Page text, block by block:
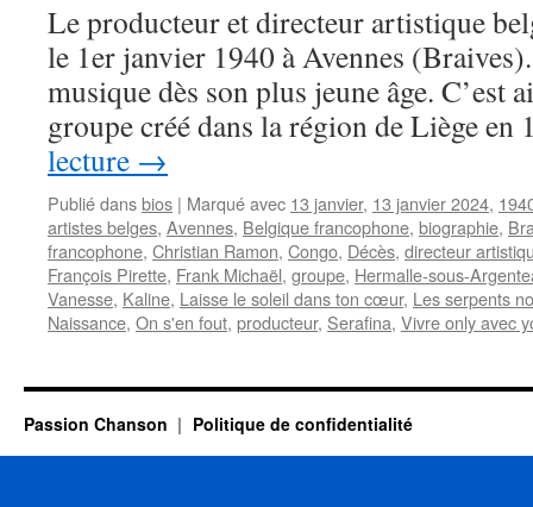
Le producteur et directeur artistique
le 1er janvier 1940 à Avennes (Braives).
musique dès son plus jeune âge. C’est
groupe créé dans la région de Liège
lecture →
Publié dansbios | Marqué avec 13 janvier, 13 janvier 2024,
artistes belges, Avennes, Belgique francophone, biographie,
francophone, Christian Ramon, Congo, Décès, directeur
François Pirette, Frank Michaël, groupe, Hermalle-sous-
Vanesse, Kaline, Laisse le soleil dans ton cœur, Les serpents
Naissance, On s'en fout, producteur, Serafina, Vivre only avec
Passion Chanson Politique de confidentialité